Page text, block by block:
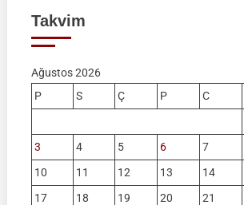
Takvim
Ağustos 2026
P
S Ç P C
3
4 5 6 7
10
11 12 13 14
17
18 19 20 21